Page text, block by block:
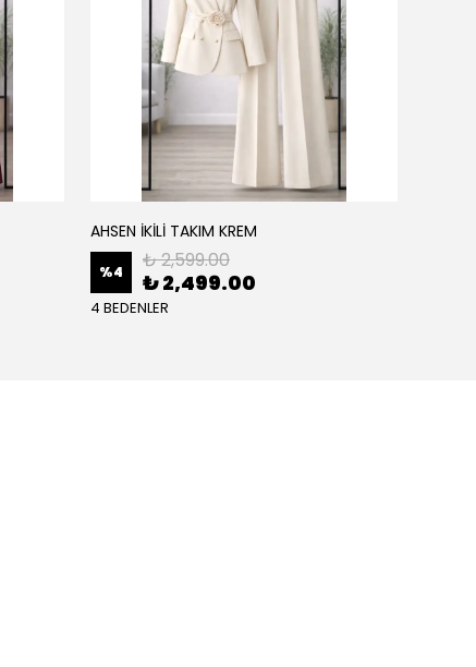
AHSEN İKİLİ TAKIM KREM
%4 ₺ 2,599.00
₺ 2,499.00
4 BEDENLER